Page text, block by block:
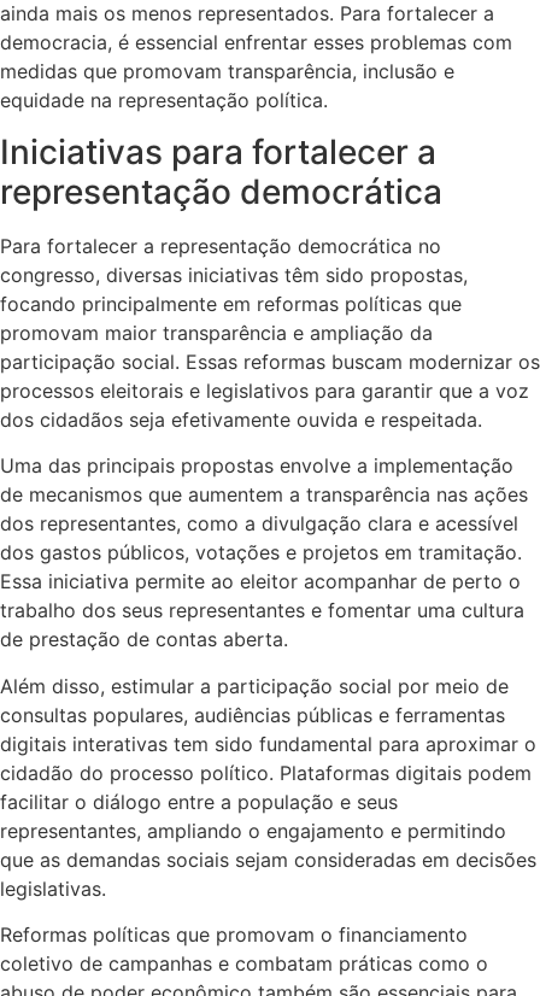
ainda mais os menos representados. Para fortalecer a
democracia, é essencial enfrentar esses problemas com
medidas que promovam transparência, inclusão e
equidade na representação política.
Iniciativas para fortalecer a
representação democrática
Para fortalecer a representação democrática no
congresso, diversas iniciativas têm sido propostas,
focando principalmente em reformas políticas que
promovam maior transparência e ampliação da
participação social. Essas reformas buscam modernizar os
processos eleitorais e legislativos para garantir que a voz
dos cidadãos seja efetivamente ouvida e respeitada.
Uma das principais propostas envolve a implementação
de mecanismos que aumentem a transparência nas ações
dos representantes, como a divulgação clara e acessível
dos gastos públicos, votações e projetos em tramitação.
Essa iniciativa permite ao eleitor acompanhar de perto o
trabalho dos seus representantes e fomentar uma cultura
de prestação de contas aberta.
Além disso, estimular a participação social por meio de
consultas populares, audiências públicas e ferramentas
digitais interativas tem sido fundamental para aproximar o
cidadão do processo político. Plataformas digitais podem
facilitar o diálogo entre a população e seus
representantes, ampliando o engajamento e permitindo
que as demandas sociais sejam consideradas em decisões
legislativas.
Reformas políticas que promovam o financiamento
coletivo de campanhas e combatam práticas como o